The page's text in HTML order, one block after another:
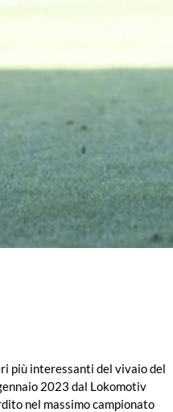
più interessanti del vivaio del
2023 dal Lokomotiv
nel massimo campionato